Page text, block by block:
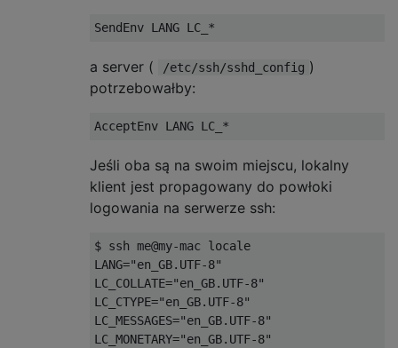
SendEnv LANG LC_ *
a server ( /etc/ssh/sshd_config )
potrzebowałby:
AcceptEnv LANG LC_ *
Jeśli oba są na swoim miejscu, lokalny
klient jest propagowany do powłoki
logowania na serwerze ssh:
$ ssh me@my-mac locale
LANG="en_GB.UTF-8"
LC_COLLATE="en_GB.UTF-8"
LC_CTYPE="en_GB.UTF-8"
LC_MESSAGES="en_GB.UTF-8"
LC_MONETARY="en_GB.UTF-8"